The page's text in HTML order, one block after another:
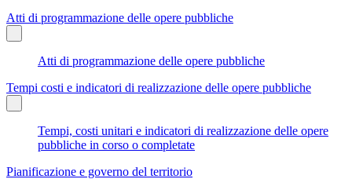
Atti di programmazione delle opere pubbliche
Atti di programmazione delle opere pubbliche
Tempi costi e indicatori di realizzazione delle opere pubbliche
Tempi, costi unitari e indicatori di realizzazione delle opere
pubbliche in corso o completate
Pianificazione e governo del territorio